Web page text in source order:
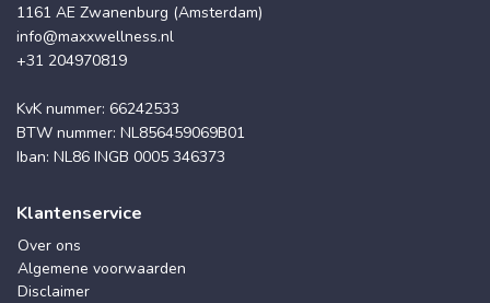
1161 AE Zwanenburg (Amsterdam)
info@maxxwellness.nl
+31 204970819
KvK nummer: 66242533
BTW nummer: NL856459069B01
Iban: NL86 INGB 0005 346373
Klantenservice
Over ons
Algemene voorwaarden
Disclaimer